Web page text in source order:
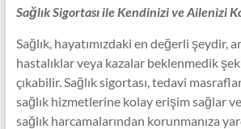
İyi
Eksiksiz
Sağlık Sigortası ile Kendinizi ve Ailenizi
Sağlık, hayatımızdaki en değerli şeydir,
hastalıklar veya kazalar beklenmedik
çıkabilir. Sağlık sigortası, tedavi
sağlık hizmetlerine kolay erişim sağlar
sağlık harcamalarından korunmanıza